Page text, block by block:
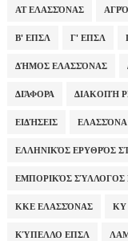
ΑΤ ΕΛΑΣΣΌΝΑΣ
Β' ΕΠΣΛ Γ' ΕΠΣΛ
ΔΉΜΟΣ ΕΛΑΣΣΌΝΑΣ
ΔΙΆΦΟΡΑ ΔΙΑΚΟΠΉ
ΕΙΔΉΣΕΙΣ ΕΛΑΣΣΌΝΑ
ΕΛΛΗΝΙΚΌΣ ΕΡΥΘΡΌΣ
ΕΜΠΟΡΙΚΌΣ ΣΎΛΛΟΓΟΣ
ΚΚΕ ΕΛΑΣΣΌΝΑΣ ΚΥ
ΚΎΠΕΛΛΟ ΕΠΣΛ